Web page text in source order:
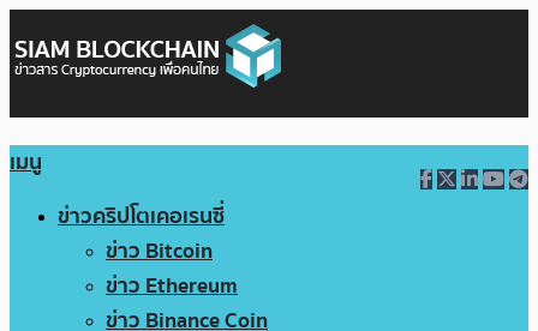
เมนู
ข่าวคริปโตเคอเรนซี่
ข่าว Bitcoin
ข่าว Ethereum
ข่าว Binance Coin